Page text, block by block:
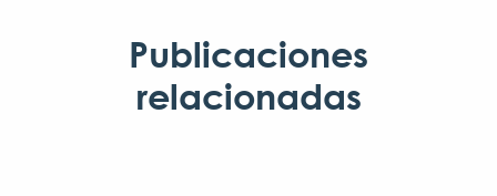
Publicaciones
relacionadas